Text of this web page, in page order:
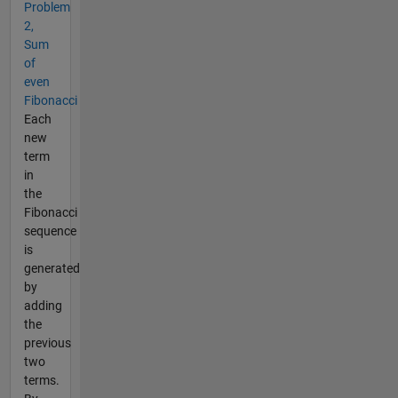
Problem
2,
Sum
of
even
Fibonacci
Each
new
term
in
the
Fibonacci
sequence
is
generated
by
adding
the
previous
two
terms.